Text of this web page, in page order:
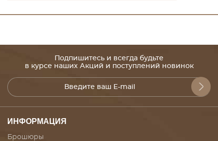
Подпишитесь и всегда будьте
в курсе наших Акций и поступлений новинок
ИНФОРМАЦИЯ
Брошюры